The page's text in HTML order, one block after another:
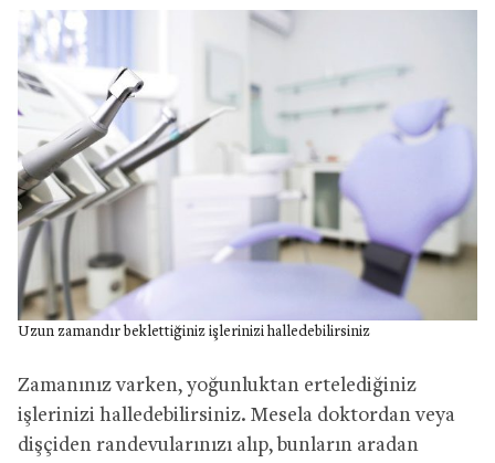
Uzun zamandır beklettiğiniz işlerinizi halledebilirsiniz
Zamanınız varken, yoğunluktan ertelediğiniz
işlerinizi halledebilirsiniz. Mesela doktordan veya
dişçiden randevularınızı alıp, bunların aradan